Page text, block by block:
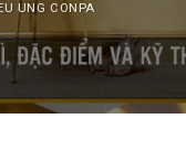
UNG CONPA